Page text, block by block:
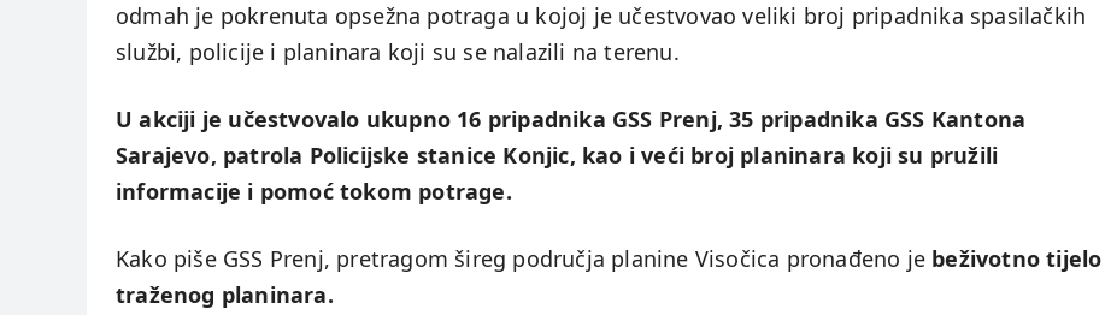
odmah je pokrenuta opsežna potraga u kojoj je učestvovao veliki broj pripadnika spasilačkih
službi, policije i planinara koji su se nalazili na terenu.
U akciji je učestvovalo ukupno 16 pripadnika GSS Prenj, 35 pripadnika GSS Kantona
Sarajevo, patrola Policijske stanice Konjic, kao i veći broj planinara koji su pružili
informacije i pomoć tokom potrage.
Kako piše GSS Prenj, pretragom šireg područja planine Visočica pronađeno je beživotno tijelo
traženog planinara.